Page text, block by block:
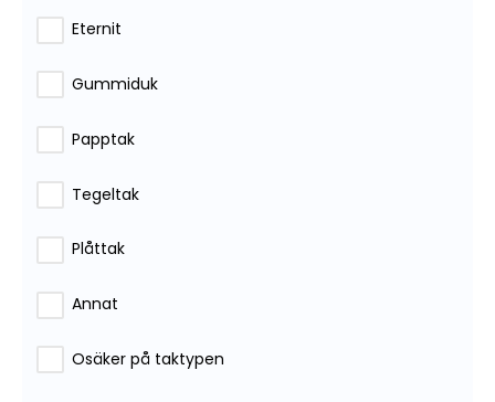
Eternit
Gummiduk
Papptak
Tegeltak
Plåttak
Annat
Osäker på taktypen